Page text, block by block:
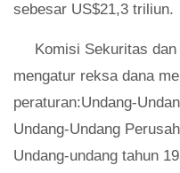
sebesar US$21,3 triliun.
Komisi Sekuritas
mengatur reksa dana
peraturan:Undang-
Undang-Undang
Undang-undang tahun